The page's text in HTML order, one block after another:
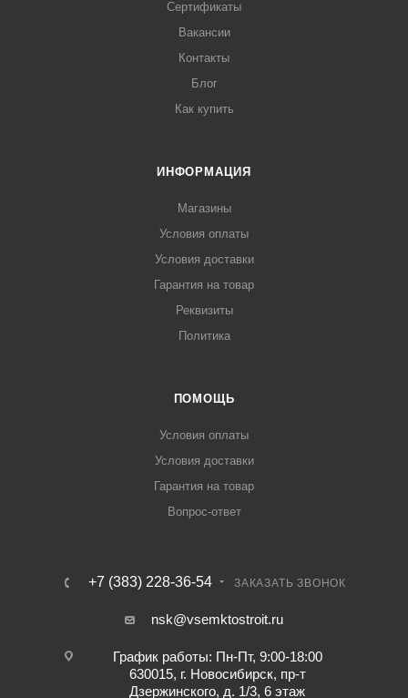
Сертификаты
Вакансии
Контакты
Блог
Как купить
ИНФОРМАЦИЯ
Магазины
Условия оплаты
Условия доставки
Гарантия на товар
Реквизиты
Политика
ПОМОЩЬ
Условия оплаты
Условия доставки
Гарантия на товар
Вопрос-ответ
+7 (383) 228-36-54 ЗАКАЗАТЬ ЗВОНОК
nsk@vsemktostroit.ru
График работы: Пн-Пт, 9:00-18:00
630015, г. Новосибирск, пр-т
Дзержинского, д. 1/3, 6 этаж